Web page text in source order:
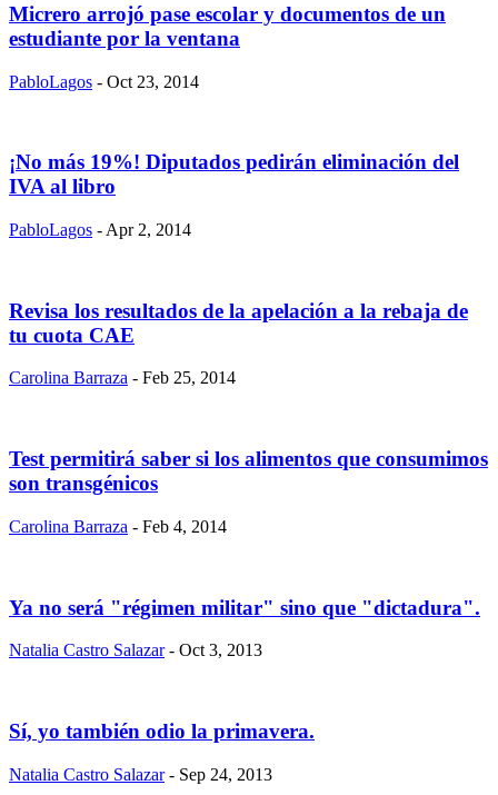
Micrero arrojó pase escolar y documentos de un
estudiante por la ventana
PabloLagos - Oct 23, 2014
¡No más 19%! Diputados pedirán eliminación del
IVA al libro
PabloLagos - Apr 2, 2014
Revisa los resultados de la apelación a la rebaja de
tu cuota CAE
Carolina Barraza - Feb 25, 2014
Test permitirá saber si los alimentos que consumimos
son transgénicos
Carolina Barraza - Feb 4, 2014
Ya no será "régimen militar" sino que "dictadura".
Natalia Castro Salazar - Oct 3, 2013
Sí, yo también odio la primavera.
Natalia Castro Salazar - Sep 24, 2013